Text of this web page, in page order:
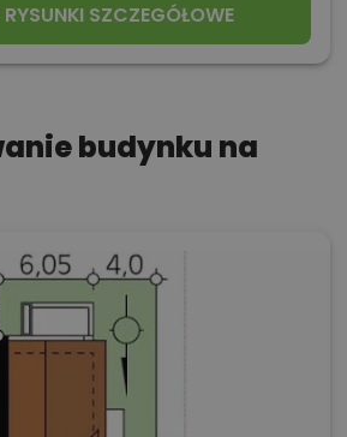
RYSUNKI SZCZEGÓŁOWE
budynku na